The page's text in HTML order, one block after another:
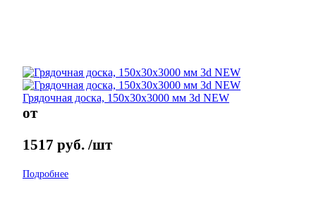
Грядочная доска, 150х30х3000 мм 3d NEW
от
1517 руб. /шт
Подробнее